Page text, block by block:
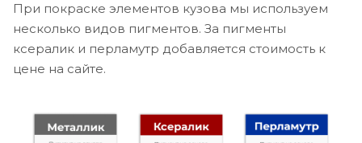
При покраске элементов кузова мы используем
несколько видов пигментов. За пигменты
ксералик и перламутр добавляется стоимость к
цене на сайте.